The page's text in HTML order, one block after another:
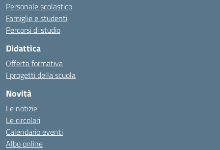
Personale scolastico
Famiglie e studenti
Percorsi di studio
Didattica
Offerta formativa
I progetti della scuola
Novità
Le notizie
Le circolari
Calendario eventi
Albo online